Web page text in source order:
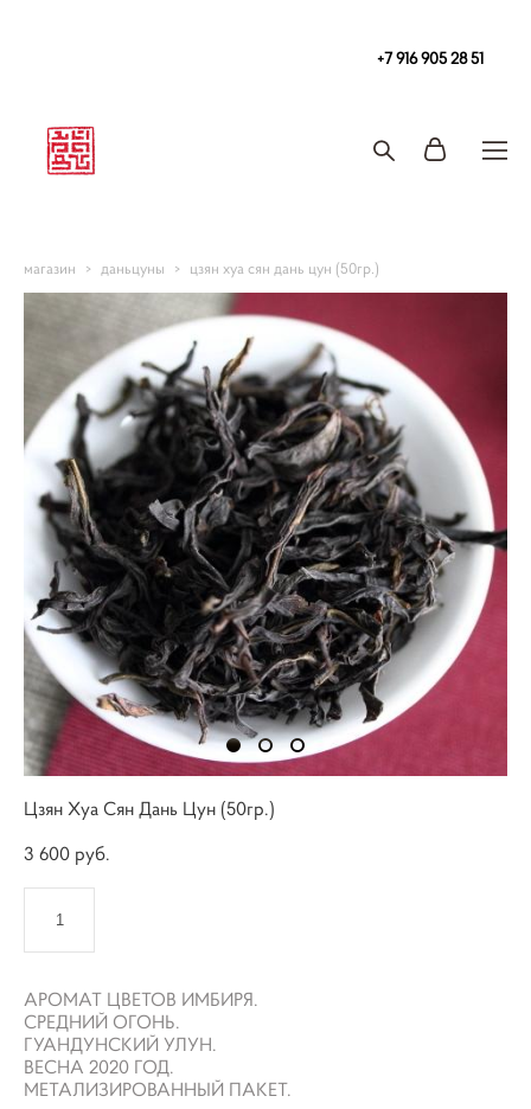
+7 916 905 28 51
магазин > даньцуны > цзян хуа сян дань цун (50гр.)
Цзян Хуа Сян Дань Цун (50гр.)
3 600 pуб.
АРОМАТ ЦВЕТОВ ИМБИРЯ.
СРЕДНИЙ ОГОНЬ.
ГУАНДУНСКИЙ УЛУН.
ВЕСНА 2020 ГОД.
МЕТАЛИЗИРОВАННЫЙ ПАКЕТ.